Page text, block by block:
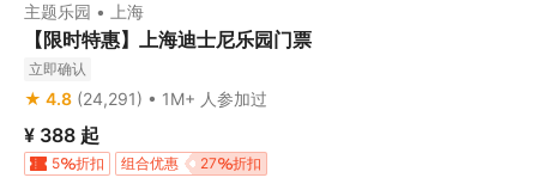
主题乐园 • 上海
【限时特惠】上海迪士尼乐园门票
立即确认
★ 4.8 (24,291) • 1M+ 人参加过
¥ 388 起
5 折扣 27 折扣
组合优惠